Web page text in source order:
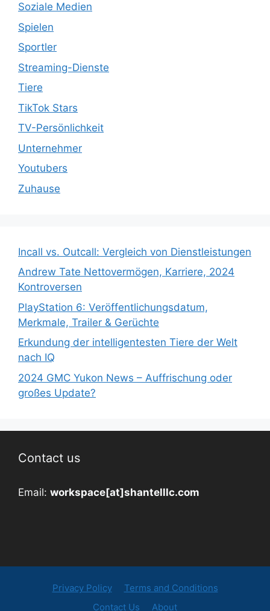
Soziale Medien
Spielen
Sportler
Streaming-Dienste
Tiere
TikTok Stars
TV-Persönlichkeit
Unternehmer
Youtubers
Zuhause
Incall vs. Outcall: Vergleich von Dienstleistungen
Andrew Tate Nettovermögen, Karriere, 2024
Kontroversen
PlayStation 6: Veröffentlichungsdatum,
Merkmale, Trailer & Gerüchte
Erkundung der intelligentesten Tiere der Welt
nach IQ
2024 GMC Yukon News – Auffrischung oder
großes Update?
Contact us
Email: workspace[at]shantelllc.com
Privacy Policy
Terms and Conditions
Contact Us
About